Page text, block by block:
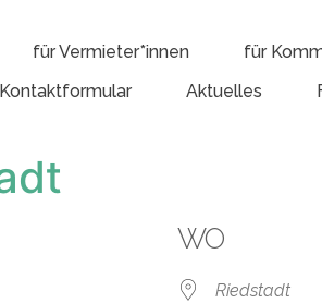
für Vermieter*innen
für
Kontaktformular Aktuelles
WO
Riedstadt